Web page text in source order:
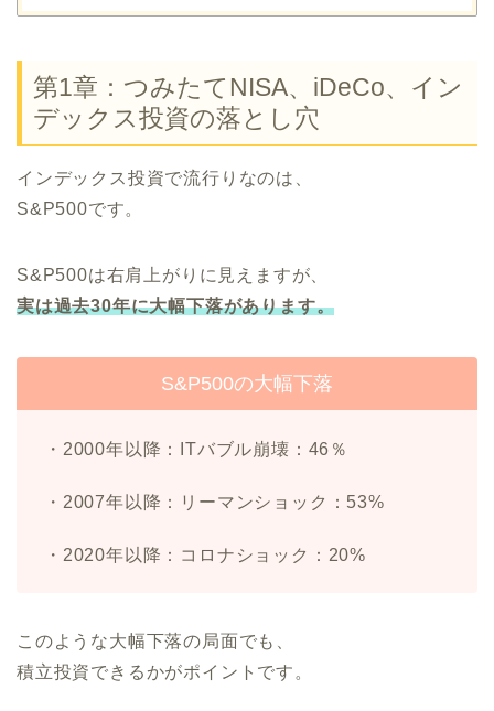
第1章：つみたてNISA、iDeCo、イン
デックス投資の落とし穴
インデックス投資で流行りなのは、
S&P500です。
S&P500は右肩上がりに見えますが、
実は過去30年に大幅下落があります。
S&P500の大幅下落
・2000年以降：ITバブル崩壊：46％
・2007年以降：リーマンショック：53%
・2020年以降：コロナショック：20%
このような大幅下落の局面でも、
積立投資できるかがポイントです。